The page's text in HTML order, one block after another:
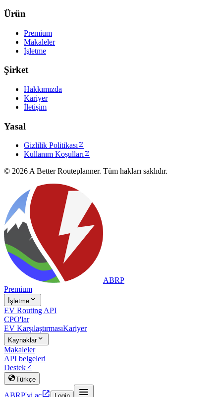
Ürün
Premium
Makaleler
İşletme
Şirket
Hakkımızda
Kariyer
İletişim
Yasal
Gizlilik Politikası
Kullanım Koşulları
© 2026 A Better Routeplanner. Tüm hakları saklıdır.
ABRP
Premium
İşletme 
EV Routing API
CPO'lar
EV KarşılaştırmasıKariyer
Kaynaklar
Makaleler
API belgeleri
Destek
Türkçe
 